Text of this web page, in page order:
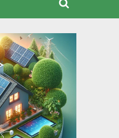
Toggle